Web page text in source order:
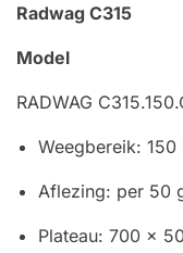
Radwag C315
Model
RADWAG
Weegbereik: 150
Aflezing: per 50
Plateau: 700 x